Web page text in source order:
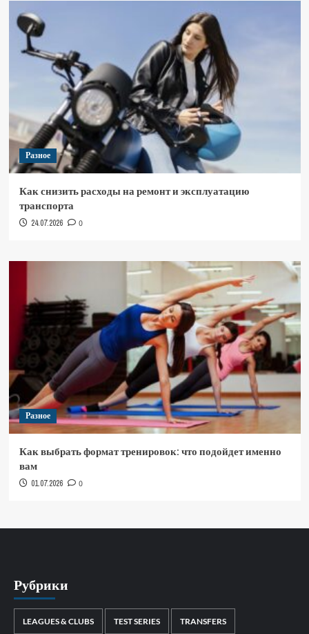
Разное
Как снизить расходы на ремонт и эксплуатацию
транспорта
24.07.2026 0
Разное
Как выбрать формат тренировок: что подойдет именно
вам
01.07.2026 0
Рубрики
LEAGUES & CLUBS TEST SERIES TRANSFERS